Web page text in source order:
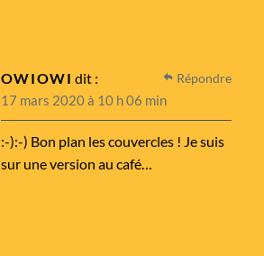
OWIOWI dit :
17 mars 2020 à 10 h 06 min
:-):-) Bon plan les couvercles ! Je suis
sur une version au café…
Répondre